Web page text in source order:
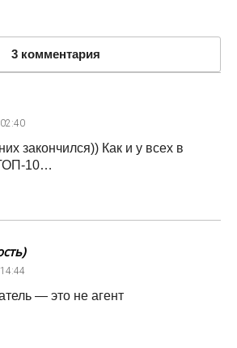
3 комментария
02:40
закончился)) Как и у всех в
10…
14:44
— это не агент